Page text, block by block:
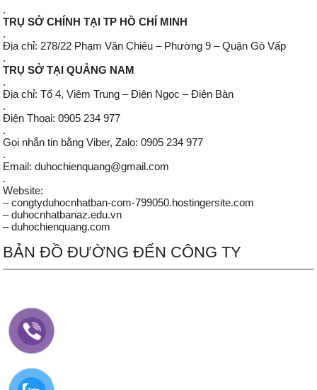
.
TRỤ SỞ CHÍNH TẠI TP HỒ CHÍ MINH
.
Địa chỉ: 278/22 Phạm Văn Chiêu – Phường 9 – Quận Gò Vấp
.
TRỤ SỞ TẠI QUẢNG NAM
.
Địa chỉ: Tổ 4, Viêm Trung – Điện Ngọc – Điện Bàn
.
Điện Thoại: 0905 234 977
.
Gọi nhắn tin bằng Viber, Zalo: 0905 234 977
.
Email: duhochienquang@gmail.com
.
Website:
– congtyduhocnhatban-com-799050.hostingersite.com
– duhocnhatbanaz.edu.vn
– duhochienquang.com
BẢN ĐỒ ĐƯỜNG ĐẾN CÔNG TY